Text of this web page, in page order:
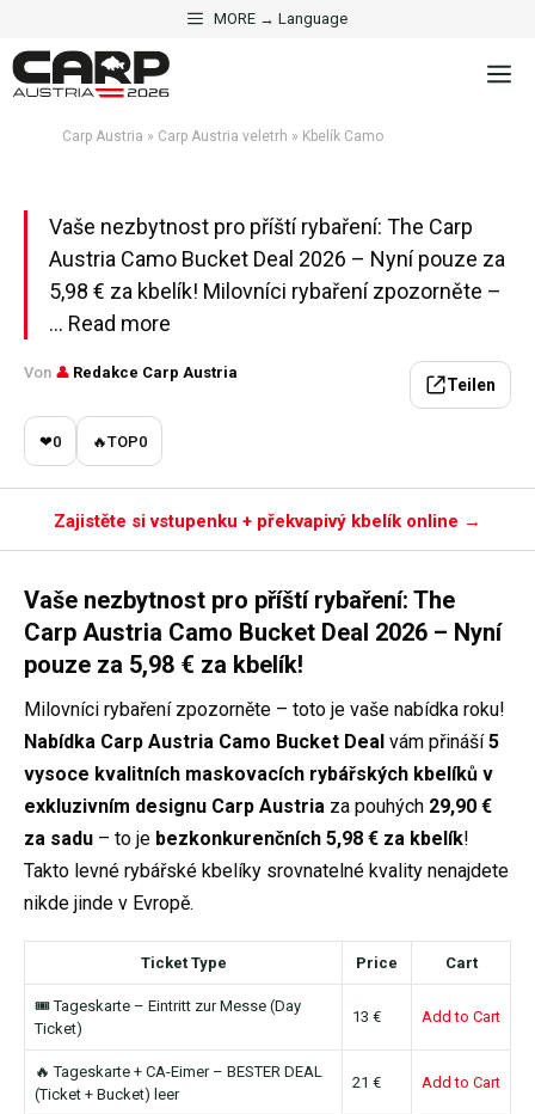
na
obsah
MORE → Language
Carp Austria » Carp Austria veletrh » Kbelík Camo
CARP AUSTRIA VELETRH
Kbelík Camo
Aktualisiert am 2. května 2026 · 5 Min. Lesezeit
Vaše nezbytnost pro příští rybaření: The Carp
Austria Camo Bucket Deal 2026 – Nyní pouze za
5,98 € za kbelík! Milovníci rybaření zpozorněte –
... Read more
Von 👤 Redakce Carp Austria
Teilen
❤0 🔥TOP0
Zajistěte si vstupenku + překvapivý kbelík online →
Vaše nezbytnost pro příští rybaření: The
Carp Austria Camo Bucket Deal 2026 – Nyní
pouze za 5,98 € za kbelík!
Milovníci rybaření zpozorněte – toto je vaše nabídka roku!
Nabídka Carp Austria Camo Bucket Deal vám přináší5
vysoce kvalitních maskovacích rybářských kbelíků v
exkluzivním designu Carp Austria za pouhých 29,90 €
za sadu – to je bezkonkurenčních 5,98 € za kbelík!
Takto levné rybářské kbelíky srovnatelné kvality nenajdete
nikde jinde v Evropě.
Ticket Type Price Cart
🎟 Tageskarte – Eintritt zur Messe (Day
Ticket)
13 € Add to Cart
🔥 Tageskarte + CA-Eimer – BESTER DEAL
(Ticket + Bucket) leer
21 € Add to Cart